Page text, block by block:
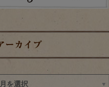
ーカイブ